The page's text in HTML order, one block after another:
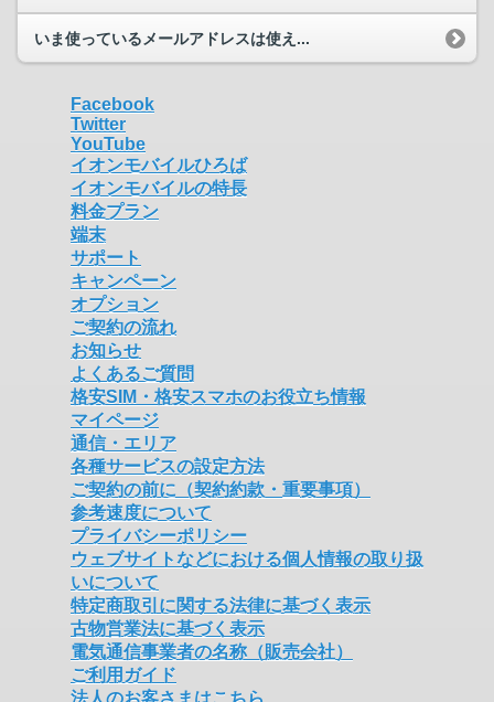
いま使っているメールアドレスは使え...
Facebook
Twitter
YouTube
イオンモバイルひろば
イオンモバイルの特長
料金プラン
端末
サポート
キャンペーン
オプション
ご契約の流れ
お知らせ
よくあるご質問
格安SIM・格安スマホのお役立ち情報
マイページ
通信・エリア
各種サービスの設定方法
ご契約の前に（契約約款・重要事項）
参考速度について
プライバシーポリシー
ウェブサイトなどにおける個人情報の取り扱
いについて
特定商取引に関する法律に基づく表示
古物営業法に基づく表示
電気通信事業者の名称（販売会社）
ご利用ガイド
法人のお客さまはこちら